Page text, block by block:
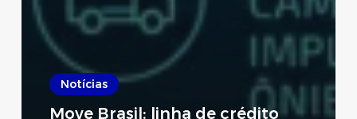
Notícias
Move Brasil: linha de crédito